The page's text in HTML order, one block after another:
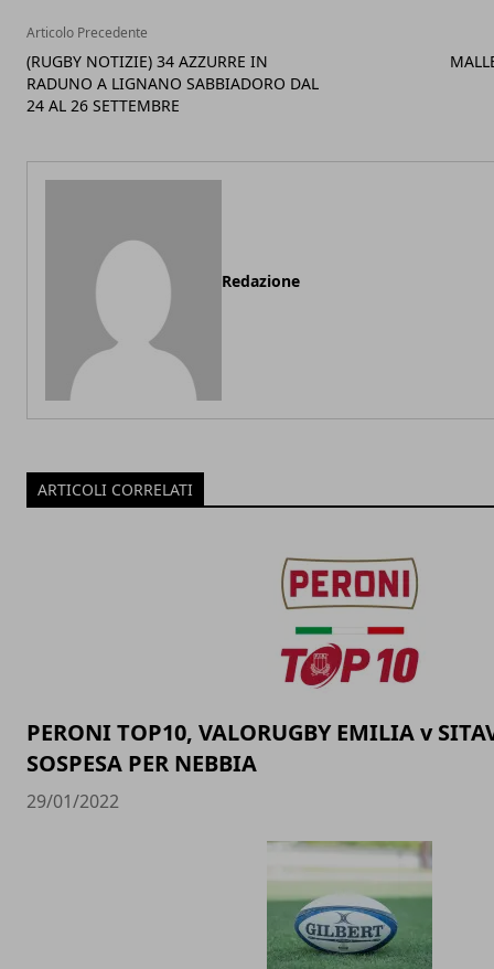
Articolo Precedente
(RUGBY NOTIZIE) 34 AZZURRE IN
RADUNO A LIGNANO SABBIADORO DAL
24 AL 26 SETTEMBRE
Redazione
ARTICOLI CORRELATI
PERONI TOP10, VALORUGBY EMILIA v
SOSPESA PER NEBBIA
29/01/2022